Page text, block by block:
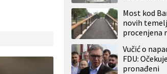
Most kod
novih
procenjena
Vučić o
FDU:
pronađeni